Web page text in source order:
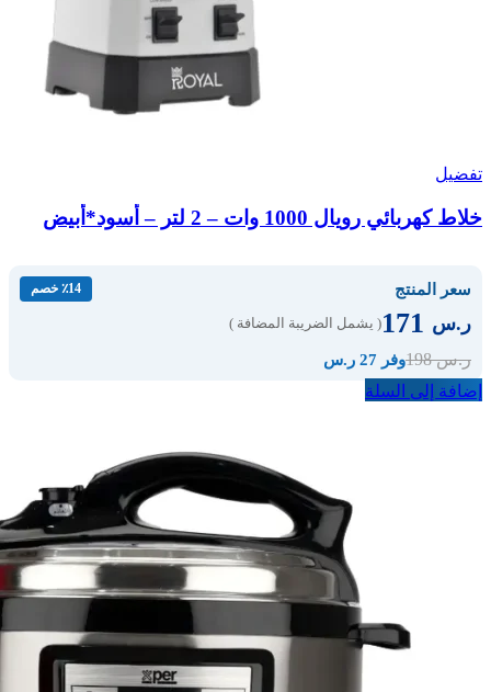
تفضيل
خلاط كهربائي رويال 1000 وات – 2 لتر – أسود*أبيض
سعر المنتج ٪14 خصم
ر.س ( يشمل الضريبة المضافة )
ر.س198 وفر 27 ر.س
إضافة إلى السلة